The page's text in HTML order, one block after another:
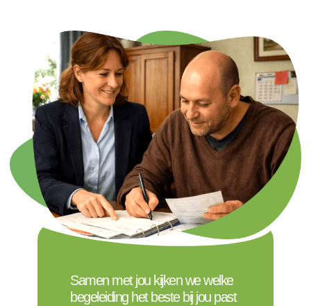
Samen met jou kijken we welke
begeleiding het beste bij jou past